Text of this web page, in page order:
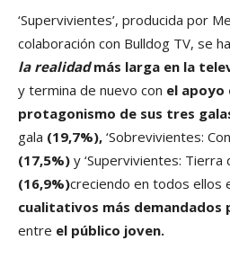
‘Supervivientes’, producida por
colaboración con Bulldog TV, se
la realidadmás larga en la
y termina de nuevo con el apoyo
protagonismo de sus tres
gala (19,7%), ‘Sobrevivientes:
(17,5%) y ‘Supervivientes: Tierra
(16,9%)creciendo en todos ellos
cualitativos más demandados
entre el público joven.